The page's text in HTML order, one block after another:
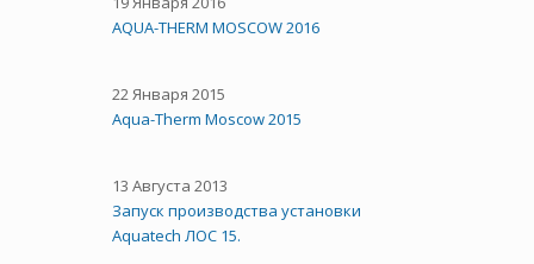
AQUA-THERM MOSCOW 2016
22 Января 2015
Aqua-Therm Moscow 2015
13 Августа 2013
Запуск производства установки
Aquatech ЛОС 15.